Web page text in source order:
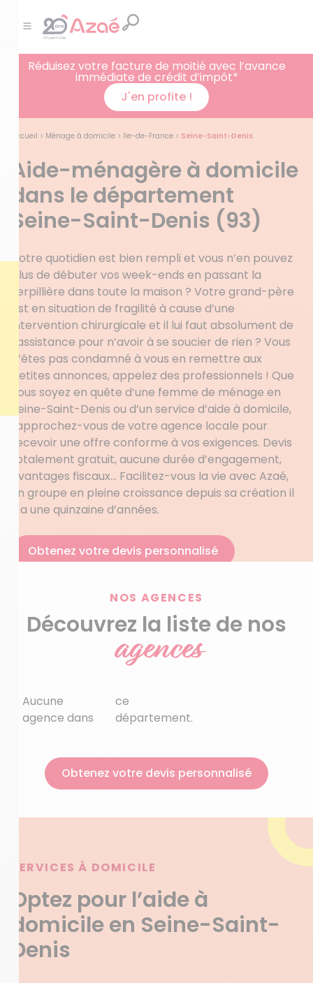
Réduisez votre facture de moitié avec l’avance
immédiate de crédit d’impôt*
J'en profite !
Accueil > Ménage à domicile > Ile-de-France > Seine-Saint-Denis
Aide-ménagère à domicile
dans le département
Seine-Saint-Denis (93)
Votre quotidien est bien rempli et vous n’en pouvez
plus de débuter vos week-ends en passant la
serpillière dans toute la maison ? Votre grand-père
est en situation de fragilité à cause d’une
intervention chirurgicale et il lui faut absolument de
l’assistance pour n’avoir à se soucier de rien ? Vous
n’êtes pas condamné à vous en remettre aux
petites annonces, appelez des professionnels ! Que
vous soyez en quête d’une femme de ménage en
Seine-Saint-Denis ou d’un service d’aide à domicile,
rapprochez-vous de votre agence locale pour
recevoir une offre conforme à vos exigences. Devis
totalement gratuit, aucune durée d’engagement,
avantages fiscaux… Facilitez-vous la vie avec Azaé,
un groupe en pleine croissance depuis sa création il
y a une quinzaine d’années.
Obtenez votre devis personnalisé
NOS AGENCES
Découvrez la liste de nos
agences
Aucune
agence dans
ce
département.
Obtenez votre devis personnalisé
SERVICES À DOMICILE
Optez pour l’aide à
domicile en Seine-Saint-
Denis